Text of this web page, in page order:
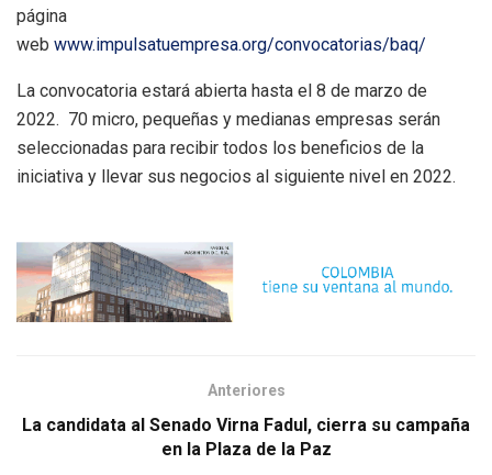
página
web www.impulsatuempresa.org/convocatorias/baq/
La convocatoria estará abierta hasta el 8 de marzo de
2022. 70 micro, pequeñas y medianas empresas serán
seleccionadas para recibir todos los beneficios de la
iniciativa y llevar sus negocios al siguiente nivel en 2022.
Anteriores
La candidata al Senado Virna Fadul, cierra su campaña
en la Plaza de la Paz